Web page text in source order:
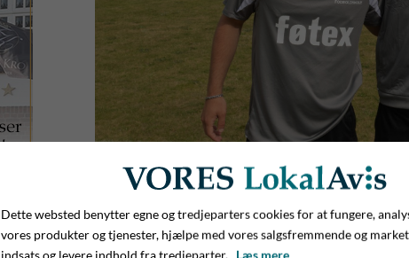
Her har vi triumviratet bag fodboldskolen i Give i
Patscheider.
Dette websted benytter egne og tredjeparters cookies for at fungere,
vores produkter og tjenester, hjælpe med vores salgsfremmende og
indsats og levere indhold fra tredjeparter. Læs mere